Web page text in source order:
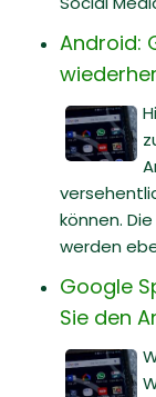
Android:
können.
werden
Google
Sie den